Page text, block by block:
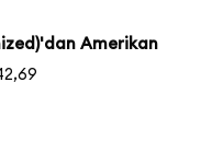
Amerikan